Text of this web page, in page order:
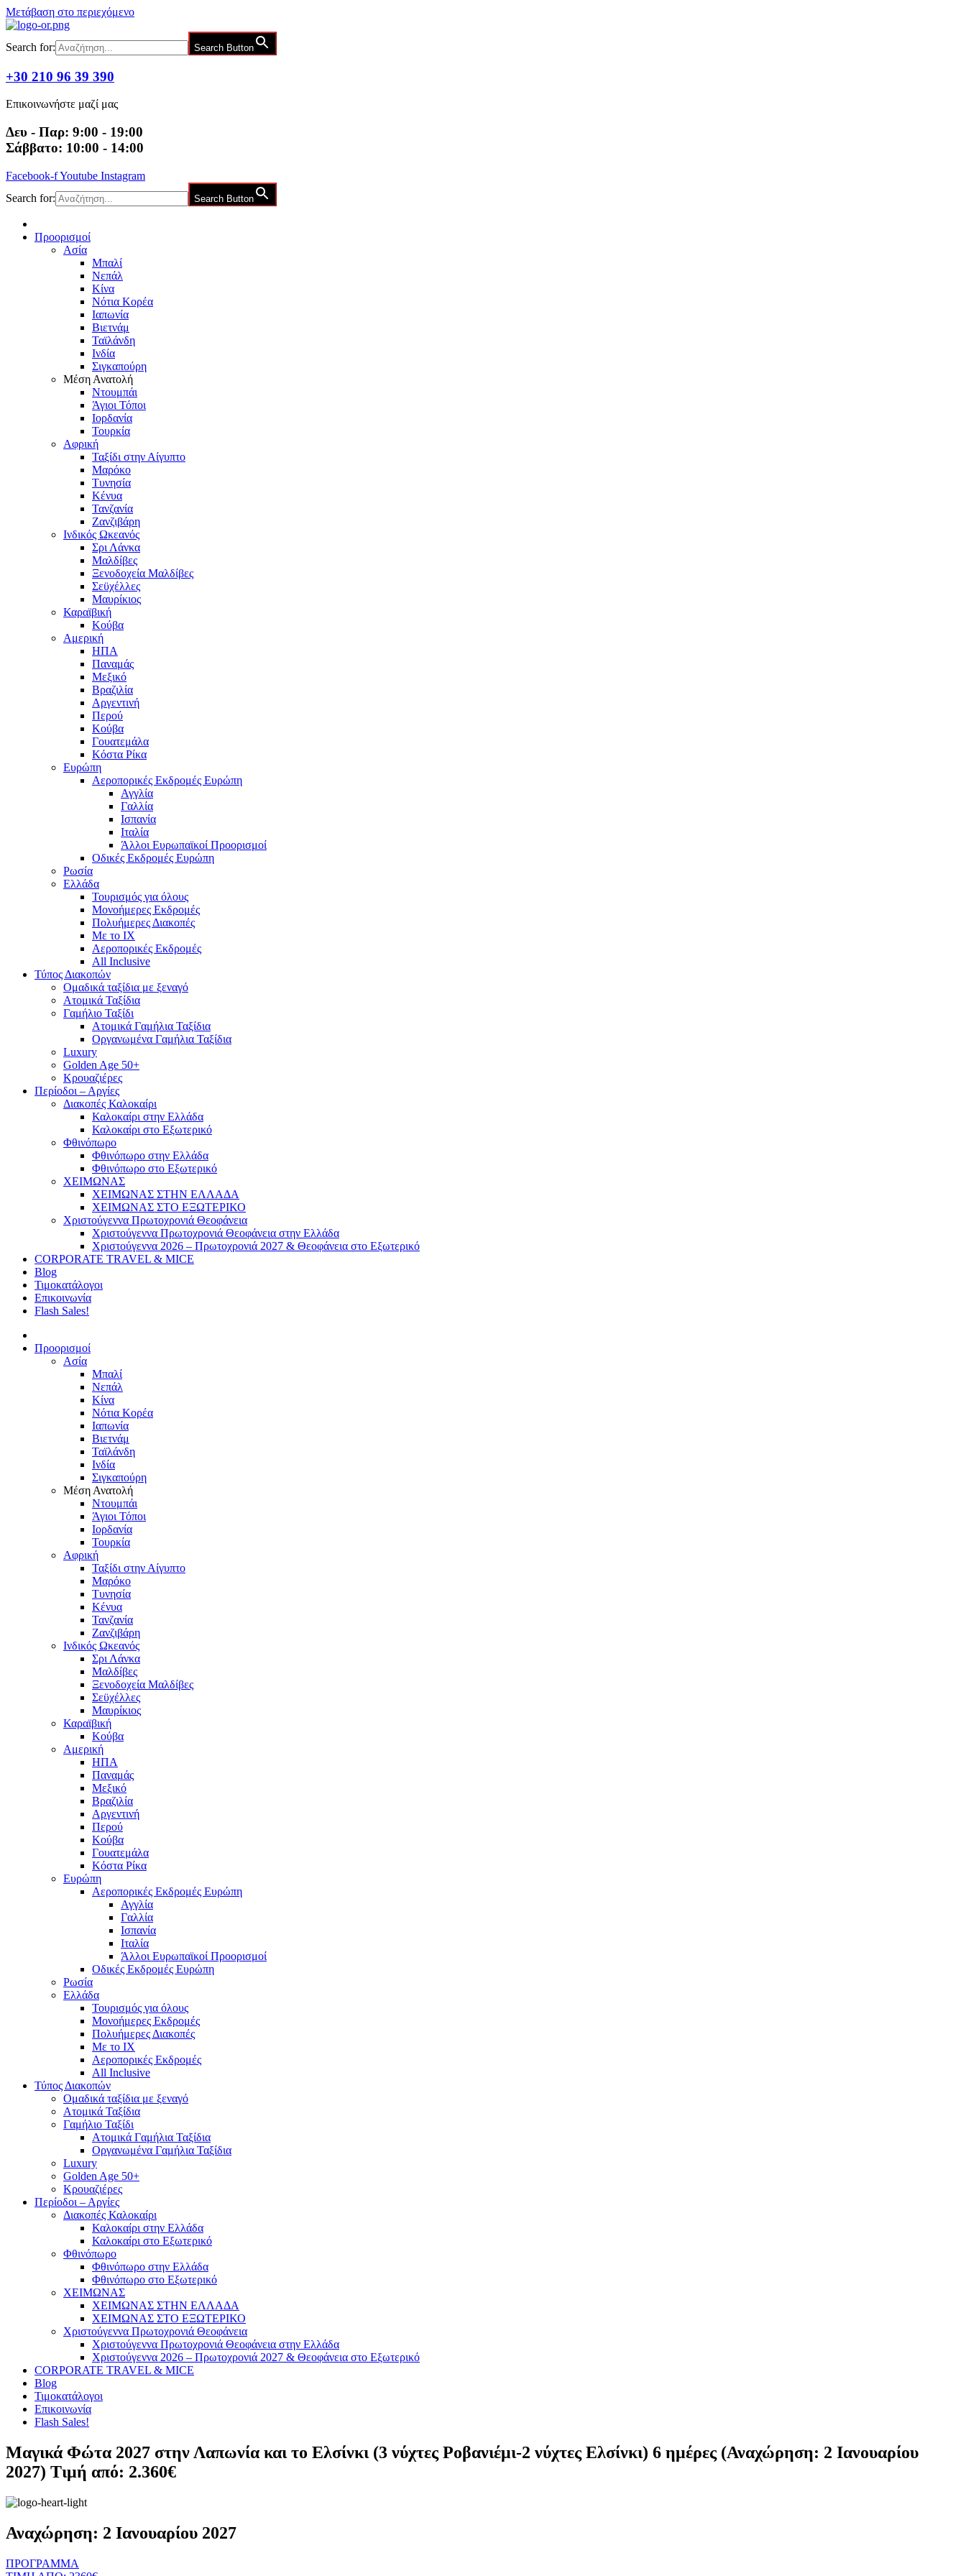
Μετάβαση στο περιεχόμενο
Search for: Search Button
+30 210 96 39 390
Επικοινωνήστε μαζί μας
Δευ - Παρ: 9:00 - 19:00
Σάββατο: 10:00 - 14:00
Facebook-fYoutube Instagram
Search for:
Search Button
Προορισμοί
Ασία
Μπαλί
Νεπάλ
Κίνα
Νότια Κορέα
Ιαπωνία
Βιετνάμ
Ταϊλάνδη
Ινδία
Σιγκαπούρη
Μέση Ανατολή
Ντουμπάι
Άγιοι Τόποι
Ιορδανία
Τουρκία
Αφρική
Ταξίδι στην Αίγυπτο
Μαρόκο
Τυνησία
Κένυα
Τανζανία
Ζανζιβάρη
Ινδικός Ωκεανός
Σρι Λάνκα
Μαλδίβες
Ξενοδοχεία Μαλδίβες
Σεϋχέλλες
Μαυρίκιος
Καραϊβική
Κούβα
Αμερική
ΗΠΑ
Παναμάς
Μεξικό
Βραζιλία
Αργεντινή
Περού
Κούβα
Γουατεμάλα
Κόστα Ρίκα
Ευρώπη
Αεροπορικές Εκδρομές Ευρώπη
Αγγλία
Γαλλία
Ισπανία
Ιταλία
Άλλοι Ευρωπαϊκοί Προορισμοί
Οδικές Εκδρομές Ευρώπη
Ρωσία
Ελλάδα
Τουρισμός για όλους
Mονοήμερες Εκδρομές
Πολυήμερες Διακοπές
Με το ΙΧ
Αεροπορικές Εκδρομές
All Inclusive
Τύπος Διακοπών
Ομαδικά ταξίδια με ξεναγό
Ατομικά Ταξίδια
Γαμήλιο Ταξίδι
Ατομικά Γαμήλια Ταξίδια
Οργανωμένα Γαμήλια Ταξίδια
Luxury
Golden Age 50+
Κρουαζιέρες
Περίοδοι – Αργίες
Διακοπές Καλοκαίρι
Καλοκαίρι στην Ελλάδα
Καλοκαίρι στο Εξωτερικό
Φθινόπωρο
Φθινόπωρο στην Ελλάδα
Φθινόπωρο στο Εξωτερικό
ΧΕΙΜΩΝΑΣ
ΧΕΙΜΩΝΑΣ ΣΤΗΝ ΕΛΛΑΔΑ
ΧΕΙΜΩΝΑΣ ΣΤΟ ΕΞΩΤΕΡΙΚΟ
Χριστούγεννα Πρωτοχρονιά Θεοφάνεια
Χριστούγεννα Πρωτοχρονιά Θεοφάνεια στην Ελλάδα
Χριστούγεννα 2026 – Πρωτοχρονιά 2027 & Θεοφάνεια στο Εξωτερικό
CORPORATE TRAVEL & MICE
Blog
Τιμοκατάλογοι
Επικοινωνία
Flash Sales!
Προορισμοί
Ασία
Μπαλί
Νεπάλ
Κίνα
Νότια Κορέα
Ιαπωνία
Βιετνάμ
Ταϊλάνδη
Ινδία
Σιγκαπούρη
Μέση Ανατολή
Ντουμπάι
Άγιοι Τόποι
Ιορδανία
Τουρκία
Αφρική
Ταξίδι στην Αίγυπτο
Μαρόκο
Τυνησία
Κένυα
Τανζανία
Ζανζιβάρη
Ινδικός Ωκεανός
Σρι Λάνκα
Μαλδίβες
Ξενοδοχεία Μαλδίβες
Σεϋχέλλες
Μαυρίκιος
Καραϊβική
Κούβα
Αμερική
ΗΠΑ
Παναμάς
Μεξικό
Βραζιλία
Αργεντινή
Περού
Κούβα
Γουατεμάλα
Κόστα Ρίκα
Ευρώπη
Αεροπορικές Εκδρομές Ευρώπη
Αγγλία
Γαλλία
Ισπανία
Ιταλία
Άλλοι Ευρωπαϊκοί Προορισμοί
Οδικές Εκδρομές Ευρώπη
Ρωσία
Ελλάδα
Τουρισμός για όλους
Mονοήμερες Εκδρομές
Πολυήμερες Διακοπές
Με το ΙΧ
Αεροπορικές Εκδρομές
All Inclusive
Τύπος Διακοπών
Ομαδικά ταξίδια με ξεναγό
Ατομικά Ταξίδια
Γαμήλιο Ταξίδι
Ατομικά Γαμήλια Ταξίδια
Οργανωμένα Γαμήλια Ταξίδια
Luxury
Golden Age 50+
Κρουαζιέρες
Περίοδοι – Αργίες
Διακοπές Καλοκαίρι
Καλοκαίρι στην Ελλάδα
Καλοκαίρι στο Εξωτερικό
Φθινόπωρο
Φθινόπωρο στην Ελλάδα
Φθινόπωρο στο Εξωτερικό
ΧΕΙΜΩΝΑΣ
ΧΕΙΜΩΝΑΣ ΣΤΗΝ ΕΛΛΑΔΑ
ΧΕΙΜΩΝΑΣ ΣΤΟ ΕΞΩΤΕΡΙΚΟ
Χριστούγεννα Πρωτοχρονιά Θεοφάνεια
Χριστούγεννα Πρωτοχρονιά Θεοφάνεια στην Ελλάδα
Χριστούγεννα 2026 – Πρωτοχρονιά 2027 & Θεοφάνεια στο Εξωτερικό
CORPORATE TRAVEL & MICE
Blog
Τιμοκατάλογοι
Επικοινωνία
Flash Sales!
Μαγικά Φώτα 2027 στην Λαπωνία και το Ελσίνκι (3 νύχτες Ροβανιέμι-2 νύχτες Ελσίνκι) 6 ημέρες (Αναχώρηση: 2 Ιανουαρίου
2027) Τιμή από: 2.360€
Αναχώρηση: 2 Ιανουαρίου 2027
ΠΡΟΓΡΑΜΜΑ